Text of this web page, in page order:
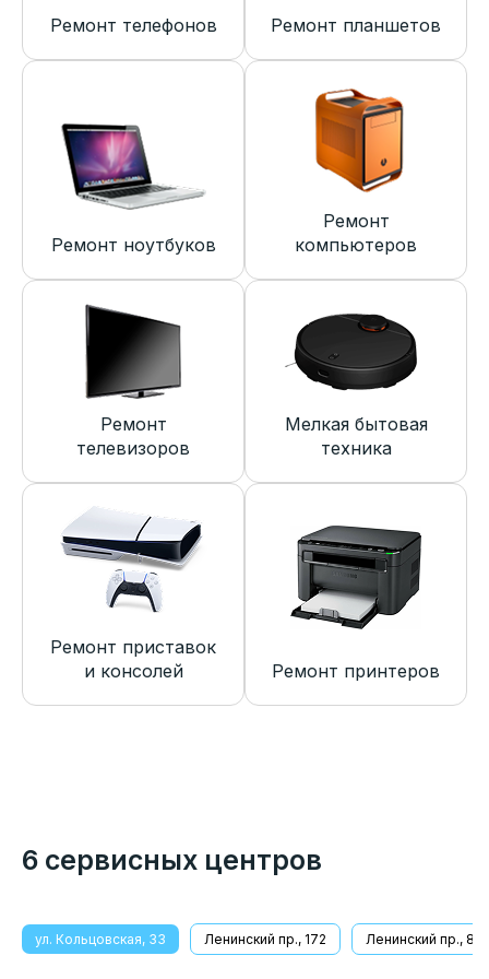
Ремонт телефонов Ремонт планшетов
Ремонт ноутбуков
Ремонт
компьютеров
Ремонт
телевизоров
Мелкая бытовая
техника
Ремонт приставок
и консолей
Ремонт принтеров
6 сервисных центров
ул. Кольцовская, 33 Ленинский пр., 172 Ленинский пр., 8/1